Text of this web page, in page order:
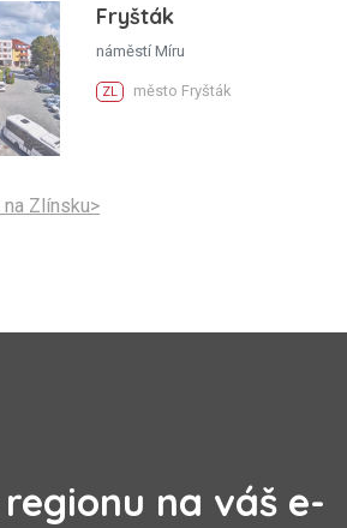
Fryšták
náměstí Míru
ZL město Fryšták
Zlínsku>
na váš e-